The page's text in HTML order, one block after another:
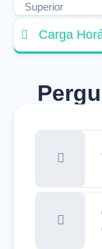
Superior
Carga